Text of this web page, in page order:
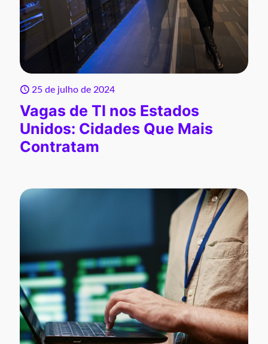
25 de julho de 2024
Vagas de TI nos Estados
Unidos: Cidades Que Mais
Contratam